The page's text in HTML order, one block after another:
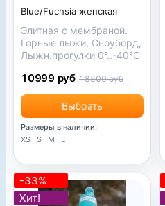
Blue/Fuchsia женская
Элитная с мембраной.
Горные лыжи, Сноуборд,
Лыжн.прогулки 0°..-40°С
Выбрать
10999 руб 18500 руб
Размеры в наличии:
XS
S M L
-33%
Хит!